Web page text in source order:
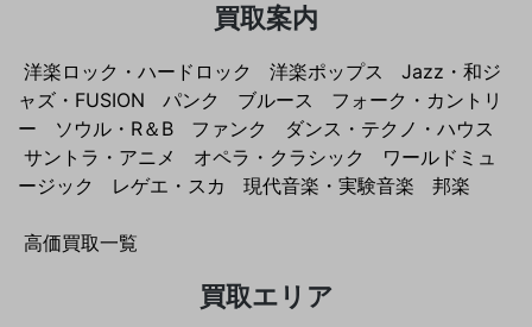
買取案内
洋楽ロック・ハードロック 洋楽ポップス
Jazz・和ジ
ャズ・FUSION
パンク ブルース
フォーク・カントリ
ー
ソウル・R＆B ファンク
ダンス・テクノ・ハウス
サントラ・アニメ
オペラ・クラシック
ワールドミュ
ージック
レゲエ・スカ 現代音楽・実験音楽 邦楽
高価買取一覧
買取エリア